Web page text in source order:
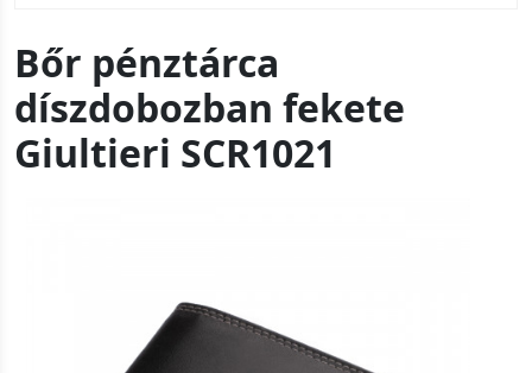
Bőr pénztárca
díszdobozban fekete
Giultieri SCR1021